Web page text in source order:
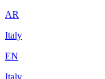
AR
Italy
EN
Italy